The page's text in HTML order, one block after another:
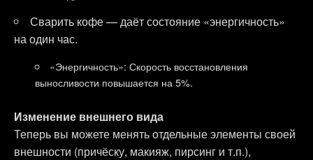
Сварить кофе — даёт состояние «энергичность»
на один час.
«Энергичность»: Скорость восстановления
выносливости повышается на 5%.
Изменение внешнего вида
Теперь вы можете менять отдельные элементы своей
внешности (причёску, макияж, пирсинг и т.п.),